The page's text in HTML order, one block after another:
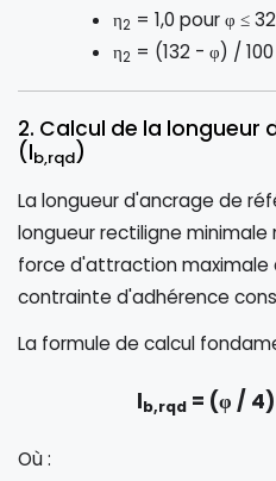
η2 = 1,0 pour φ ≤
η2 = (132 - φ) /
2. Calcul de la
(lb,rqd)
La longueur d'ancrage de
longueur rectiligne
force d'attraction maximale
contrainte d'adhérence
La formule de calcul
lb,rqd = (φ /
Où :